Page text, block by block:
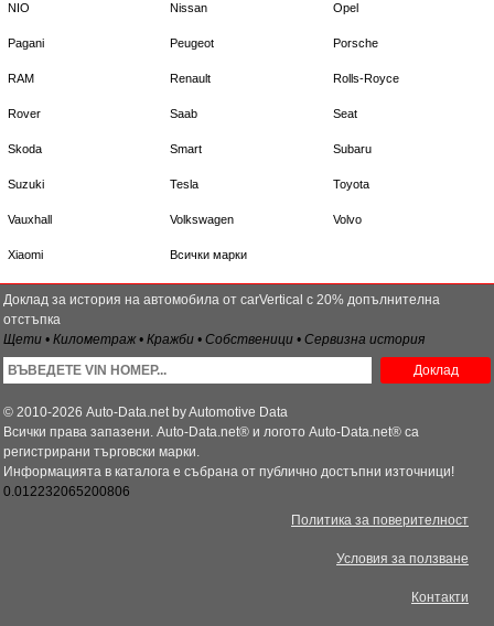
NIO Nissan Opel
Pagani Peugeot Porsche
RAM Renault Rolls-Royce
Rover Saab Seat
Skoda Smart Subaru
Suzuki Tesla Toyota
Vauxhall Volkswagen Volvo
Xiaomi Всички марки
Доклад за история на автомобила от carVertical с 20% допълнителна
отстъпка
Щети • Километраж • Кражби • Собственици • Сервизна история
Доклад
© 2010-2026 Auto-Data.net by Automotive Data
Всички права запазени. Auto-Data.net® и логото Auto-Data.net® са
регистрирани търговски марки.
Информацията в каталога е събрана от публично достъпни източници!
0.012232065200806
Политика за поверителност
Условия за ползване
Контакти